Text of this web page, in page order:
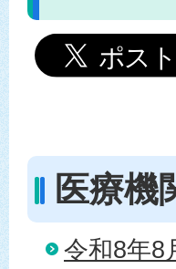
医療機
令和8年8